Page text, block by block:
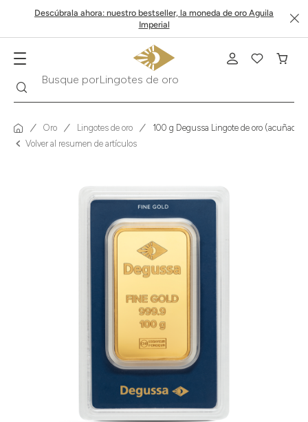
Descúbrala ahora: nuestro bestseller, la moneda de oro Aguila
Imperial
Busque por
Oro Lingotes de oro
100 g Degussa Lingote de oro (acuñado)
Volver al resumen de artículos